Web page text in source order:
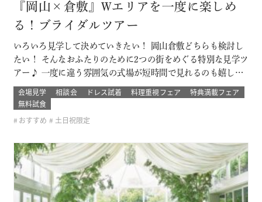
『岡山×倉敷』Wエリアを一度に楽しめ
る！ブライダルツアー
いろいろ見学して決めていきたい！ 岡山倉敷どちらも検討し
たい！ そんなおふたりのために2つの街をめぐる特別な見学ツ
アー♪ 一度に違う雰囲気の式場が短時間で見れるのも嬉しい
ポイント！ ブライダルデート楽しもう！ このフェアに含まれ
るコンテンツ SPECIAL BENEFITS HPからフェア予約された
ン…
会場見学 相談会 ドレス試着 料理重視フェア
特典満載フェア
無料試食
おすすめ
土日祝限定